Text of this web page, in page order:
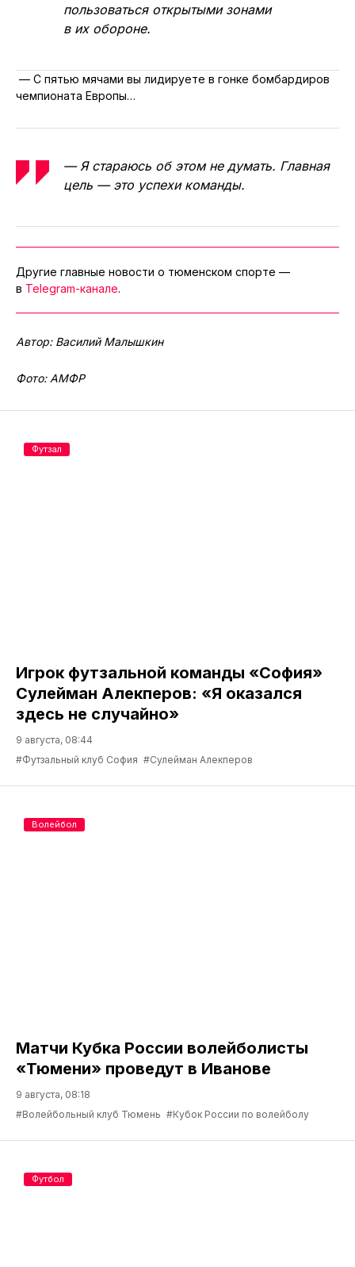
пользоваться открытыми зонами
в их обороне.
— С пятью мячами вы лидируете в гонке бомбардиров
чемпионата Европы…
— Я стараюсь об этом не думать. Главная
цель — это успехи команды.
Другие главные новости о тюменском спорте —
в Telegram-канале.
Автор: Василий Малышкин
Фото: АМФР
Игрок футзальной команды «София»
Сулейман Алекперов: «Я оказался
здесь не случайно»
9 августа, 08:44
#Футзальный клуб София #Сулейман Алекперов
Футзал
Матчи Кубка России волейболисты
«Тюмени» проведут в Иванове
9 августа, 08:18
#Волейбольный клуб Тюмень #Кубок России по волейболу
Волейбол
Футбол